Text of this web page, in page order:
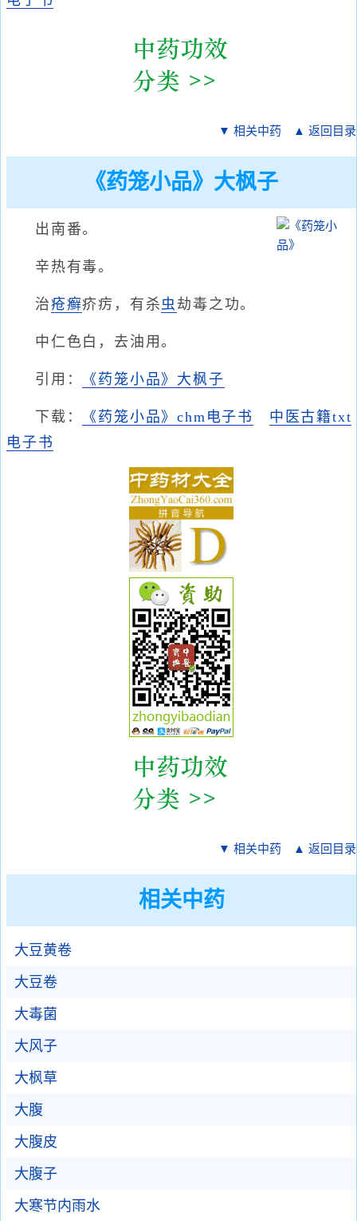
▼ 相关中药 ▲ 返回目录
《药笼小品》大枫子
出南番。
辛热有毒。
治疮癣疥疠，有杀虫 劫毒之功。
中仁色白，去油用。
引用： 《药笼小品》大枫子
下载： 《药笼小品》chm电子书
中医古籍txt
电子书
▼ 相关中药 ▲ 返回目录
相关中药
大豆黄卷
大豆卷
大毒菌
大风子
大枫草
大腹
大腹皮
大腹子
大寒节内雨水